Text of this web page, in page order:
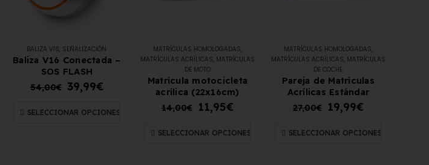
BALIZA V16 SEÑALIZACIÓN
Baliza V16 Conectada –
SOS FLASH
54,00€ 39,99€
SELECCIONAR OPCIONES
MATRÍCULAS HOMOLOGADAS
MATRÍCULAS ACRÍLICAS MATRÍCULAS
DE MOTO
Matrícula motocicleta
acrílica (22x16cm)
14,00€ 11,95€
SELECCIONAR OPCIONES
MATRÍCULAS HOMOLOGADAS
MATRÍCULAS ACRÍLICAS MATRÍCULAS
DE COCHE
Pareja de Matrículas
Acrílicas Estándar
27,00€ 19,99€
SELECCIONAR OPCIONES